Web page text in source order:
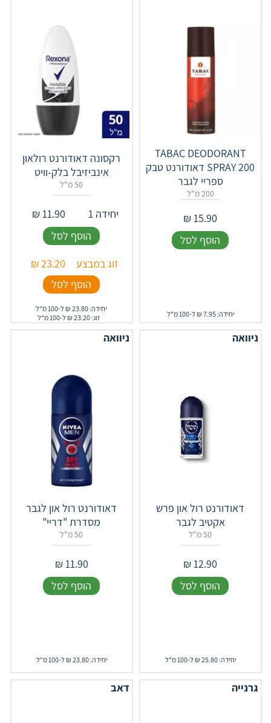
TABAC DEODORANT
SPRAY 200 דאודורנט טבק
ספריי לגבר
200 מ"ל
15.90
₪
הוסף לסל
יחידה: 7.95 ₪ ל-100 מ"ל
רקסונה דאודורנט רולאון
אינביזיבל בלק-וויט
50 מ"ל
יחידה 1 11.90
₪
הוסף לסל
זוג במבצע
23.20
₪
הוסף לסל
יחידה: 23.80 ₪ ל-100 מ"ל
זוג: 23.20 ₪ ל-100 מ"ל
ניוואה
דאודורנט רול און פרש
אקטיב לגבר
50 מ"ל
12.90
₪
הוסף לסל
יחידה: 25.80 ₪ ל-100 מ"ל
ניוואה
דאודורנט רול און לגבר
מסדרת "דריי"
50 מ"ל
11.90
₪
הוסף לסל
יחידה: 23.80 ₪ ל-100 מ"ל
גרנייה דאב